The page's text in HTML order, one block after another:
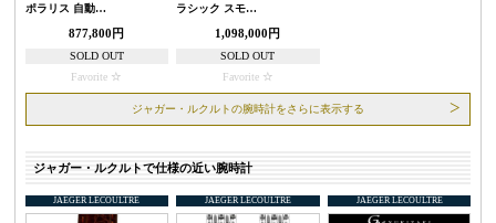
ポラリス 自動…
877,800円
SOLD OUT
Favorite
ラシック スモ…
1,098,000円
SOLD OUT
Favorite
ジャガー・ルクルトの腕時計をさらに表示する
ジャガー・ルクルトで仕様の近い腕時計
JAEGER LECOULTRE JAEGER LECOULTRE JAEGER LECOULTRE